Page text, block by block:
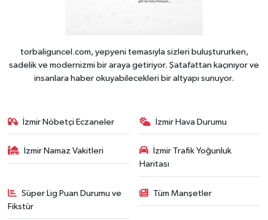
torbaliguncel.com, yepyeni temasıyla sizleri buluştururken,
sadelik ve modernizmi bir araya getiriyor. Şatafattan kaçınıyor ve
insanlara haber okuyabilecekleri bir altyapı sunuyor.
İzmir Nöbetçi Eczaneler İzmir Hava Durumu
İzmir Namaz Vakitleri
İzmir Trafik Yoğunluk
Haritası
Süper Lig Puan Durumu ve
Fikstür
Tüm Manşetler